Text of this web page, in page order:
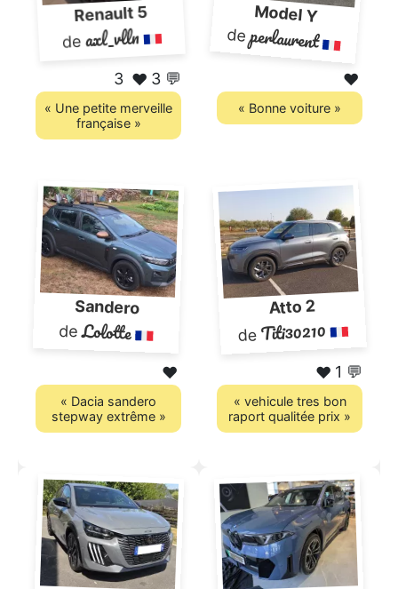
Renault 5
deaxl_vlln
3 💬
3 ❤️
« Une petite merveille
française »
Model Y
deperlaurent
❤️
« Bonne voiture »
Sandero
deLolotte
❤️
« Dacia sandero
stepway extrême »
Atto 2
deTiti30210
1 💬
❤️
« vehicule tres bon
raport qualitée prix »